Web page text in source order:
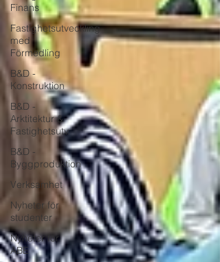
Finans
Fastighetsutveckling
med
Förmedling
B&D -
Konstruktion
B&D -
Arktitektur &
Fastighetsutv.
B&D -
Byggproduktion
Verksamhet
Nyheter för
studenter
Nyheter för
ABE